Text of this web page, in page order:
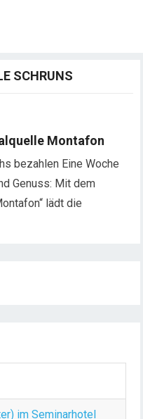
SCHRUNS
Montafon
bezahlen Eine Woche
Genuss: Mit dem
lädt die